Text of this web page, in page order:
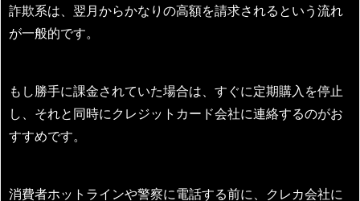
詐欺系は、翌月からかなりの高額を請求されるという流れ
が一般的です。
もし勝手に課金されていた場合は、すぐに定期購入を停止
し、それと同時にクレジットカード会社に連絡するのがお
すすめです。
消費者ホットラインや警察に電話する前に、クレカ会社に